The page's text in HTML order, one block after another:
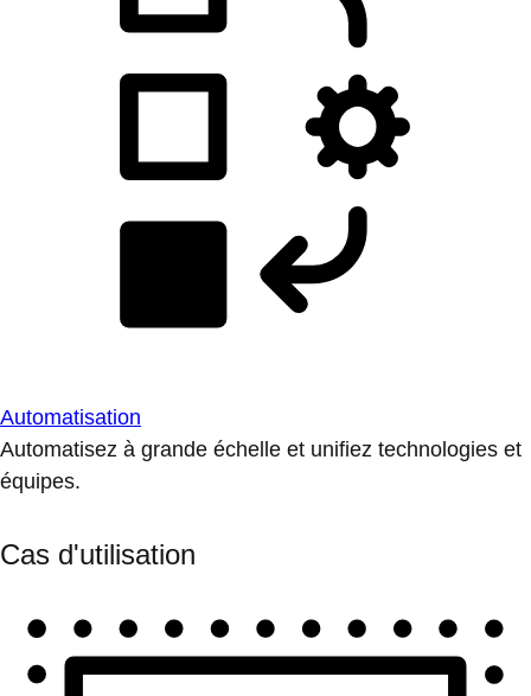
Automatisation
Automatisez à grande échelle et unifiez technologies et
équipes.
Cas d'utilisation